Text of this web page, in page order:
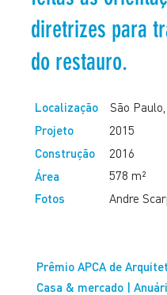
diretrizes para
do restauro.
Localização
São
Projeto
2015
Construção
2016
Área
578 m²
Fotos
Andre
Prêmio APCA de
Casa & mercado |